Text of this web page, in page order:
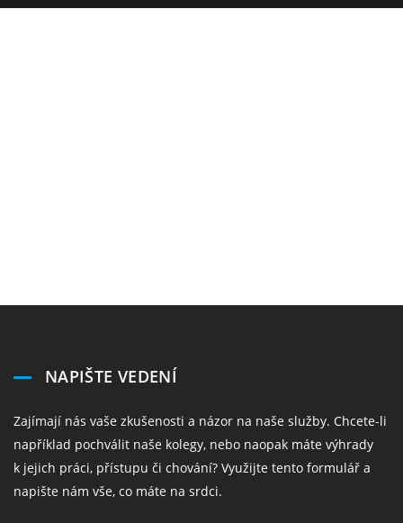
NAPIŠTE VEDENÍ
Zajímají nás vaše zkušenosti a názor na naše služby. Chcete-li
například pochválit naše kolegy, nebo naopak máte výhrady
k jejich práci, přístupu či chování? Využijte tento formulář a
napište nám vše, co máte na srdci.